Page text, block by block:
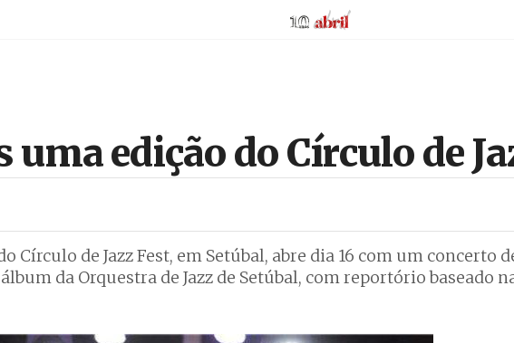
AbrilAbril
uma edição do Círculo de
Círculo de Jazz Fest, em Setúbal, abre dia 16 com um concerto
da Orquestra de Jazz de Setúbal, com reportório baseado